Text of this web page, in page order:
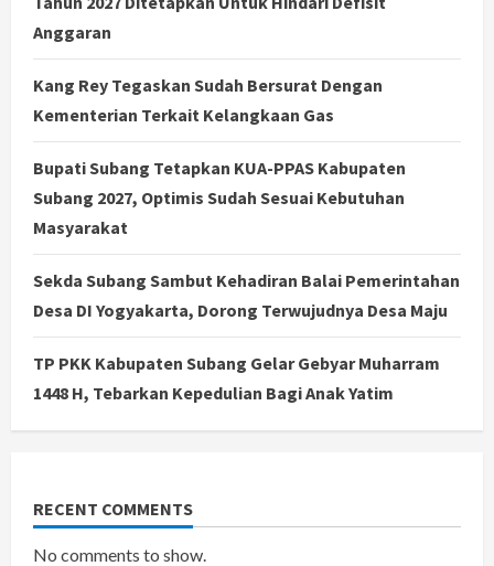
Anggaran
Kang Rey Tegaskan Sudah Bersurat Dengan
Kementerian Terkait Kelangkaan Gas
Bupati Subang Tetapkan KUA-PPAS Kabupaten
Subang 2027, Optimis Sudah Sesuai Kebutuhan
Masyarakat
Sekda Subang Sambut Kehadiran Balai Pemerintahan
Desa DI Yogyakarta, Dorong Terwujudnya Desa Maju
TP PKK Kabupaten Subang Gelar Gebyar Muharram
1448 H, Tebarkan Kepedulian Bagi Anak Yatim
RECENT COMMENTS
No comments to show.